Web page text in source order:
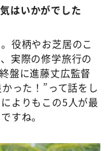
はいかがでした
役柄やお芝居のこ
実際の修学旅行の
盤に進藤丈広監督
った！”って話をし
よりもこの5人が最
すね。